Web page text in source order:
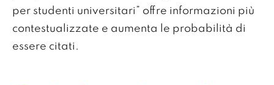
per studenti universitari” offre informazioni più
contestualizzate e aumenta le probabilità di
essere citati.